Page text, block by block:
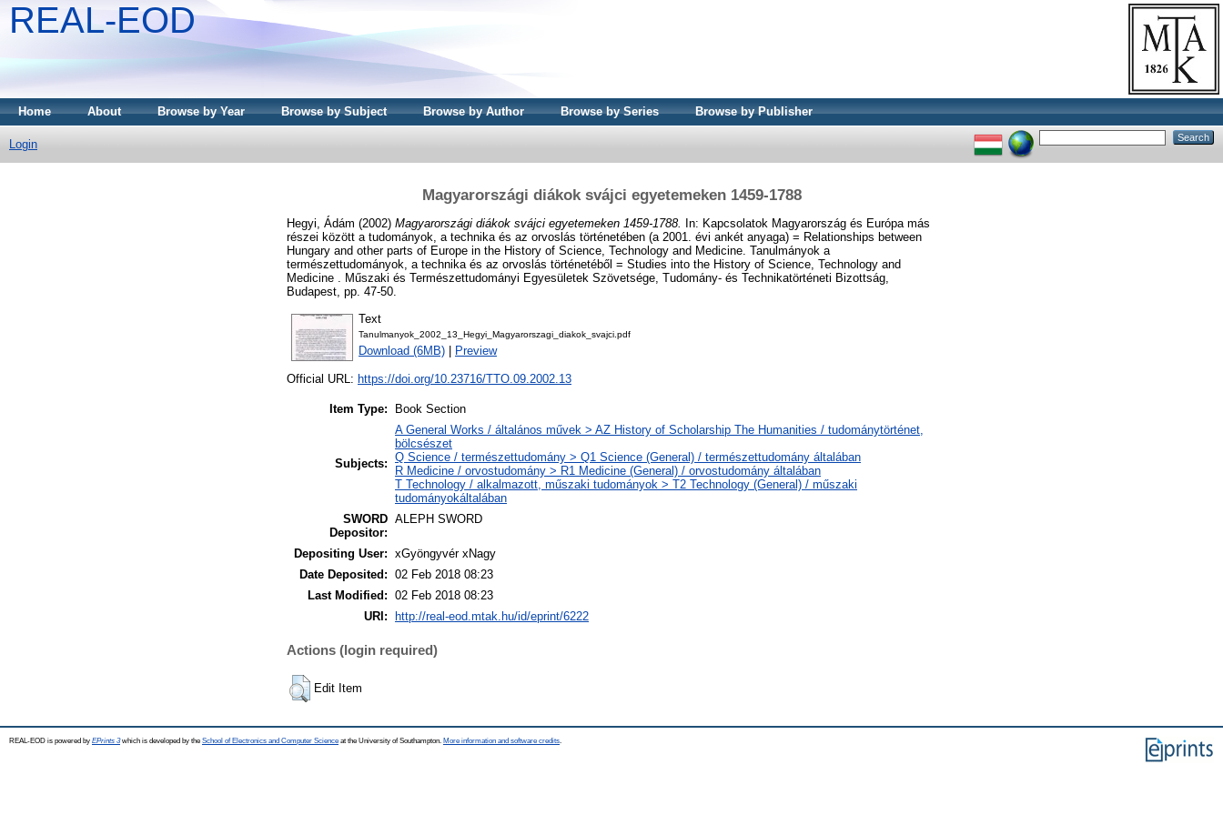
REAL-EOD
Home About Browse by Year Browse by Subject Browse by Author Browse by Series Browse by Publisher
Login
Magyarországi diákok svájci egyetemeken 1459-1788
Hegyi, Ádám (2002) Magyarországi diákok svájci egyetemeken 1459-1788. In: Kapcsolatok Magyarország és Európa más
részei között a tudományok, a technika és az orvoslás történetében (a 2001. évi ankét anyaga) = Relationships between
Hungary and other parts of Europe in the History of Science, Technology and Medicine. Tanulmányok a
természettudományok, a technika és az orvoslás történetéből = Studies into the History of Science, Technology and
Medicine . Műszaki és Természettudományi Egyesületek Szövetsége, Tudomány- és Technikatörténeti Bizottság,
Budapest, pp. 47-50.
Text
Tanulmanyok_2002_13_Hegyi_Magyarorszagi_diakok_svajci.pdf
Download (6MB) Preview
Official URL: https://doi.org/10.23716/TTO.09.2002.13
Item Type: Book Section
Subjects:
A General Works / általános művek > AZ History of Scholarship The Humanities / tudománytörténet,
bölcsészet
Q Science / természettudomány > Q1 Science (General) / természettudomány általában
R Medicine / orvostudomány > R1 Medicine (General) / orvostudomány általában
T Technology / alkalmazott, műszaki tudományok > T2 Technology (General) / műszaki
tudományokáltalában
SWORD
Depositor:
ALEPH SWORD
Depositing User: xGyöngyvér xNagy
Date Deposited: 02 Feb 2018 08:23
Last Modified: 02 Feb 2018 08:23
URI:
http://real-eod.mtak.hu/id/eprint/6222
Actions (login required)
Edit Item
REAL-EOD is powered by EPrints 3which is developed by the School of Electronics and Computer Science at the University of Southampton. More information and software credits